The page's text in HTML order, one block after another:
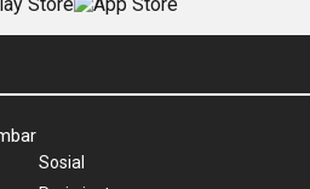
Sosial